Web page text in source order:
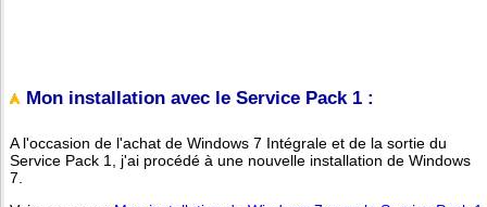
Mon installation avec le Service Pack 1 :
A l'occasion de l'achat de Windows 7 Intégrale et de la sortie du
Service Pack 1, j'ai procédé à une nouvelle installation de Windows
7.